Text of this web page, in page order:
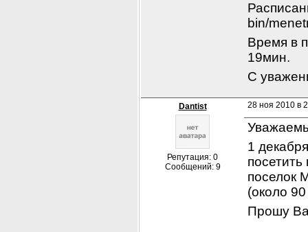
bin/
Время в
19мин.
С
Dantist
Репутация: 0
Сообщений: 9
28 ноя 2010 в
1
поселок
(около
Прошу